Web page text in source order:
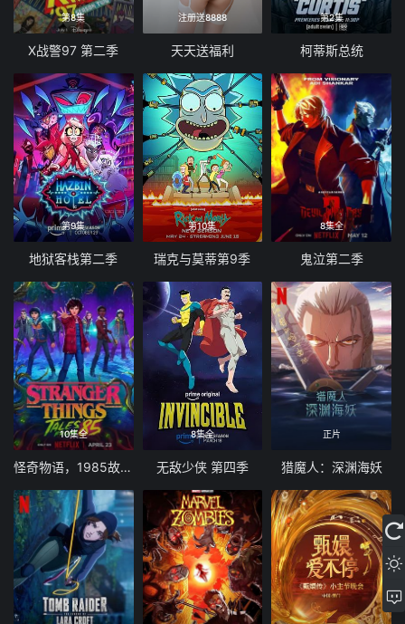
第8集
X战警97 第二季
注册送8888
天天送福利
第2集
柯蒂斯总统
第9集
地狱客栈第二季
第10集
瑞克与莫蒂第9季
8集全
鬼泣第二季
10集全
怪奇物语，1985故事集
8集全
无敌少侠 第四季
正片
猎魔人：深渊海妖